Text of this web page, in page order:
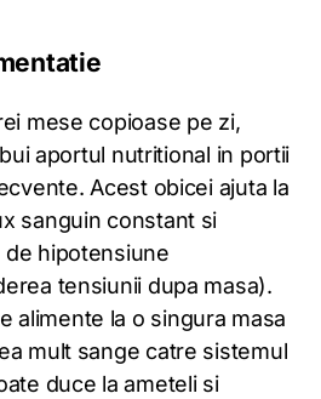
mese copioase pe zi,
aportul nutritional in portii
Acest obicei ajuta la
sanguin constant si
hipotensiune
tensiunii dupa masa).
alimente la o singura masa
mult sange catre sistemul
duce la ameteli si